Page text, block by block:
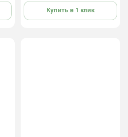
Купить в 1 клик